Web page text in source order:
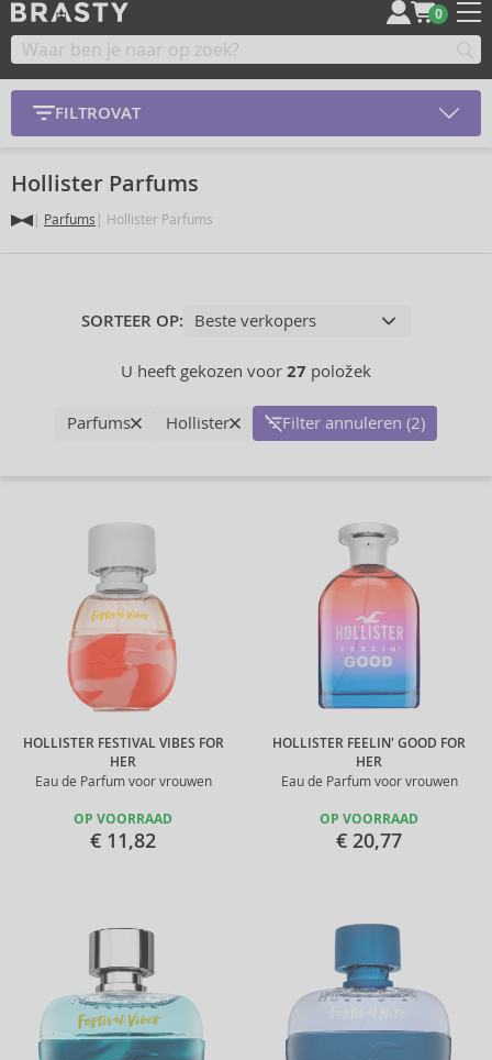
0
FILTROVAT
Hollister Parfums
Parfums Hollister Parfums
SORTEER OP:
U heeft gekozen voor 27 položek
Parfums Hollister Filter annuleren (2)
HOLLISTER FESTIVAL VIBES FOR
HER
Eau de Parfum voor vrouwen
OP VOORRAAD
€ 11,82
HOLLISTER FEELIN' GOOD FOR
HER
Eau de Parfum voor vrouwen
OP VOORRAAD
€ 20,77